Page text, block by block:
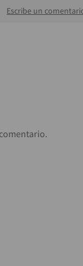
Escribe un